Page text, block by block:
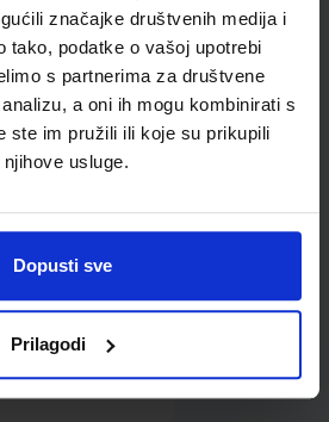
značajke društvenih medija i
tako, podatke o vašoj upotrebi
s partnerima za društvene
a oni ih mogu kombinirati s
ste im pružili ili koje su prikupili
usluge.
Dopusti sve
Prilagodi